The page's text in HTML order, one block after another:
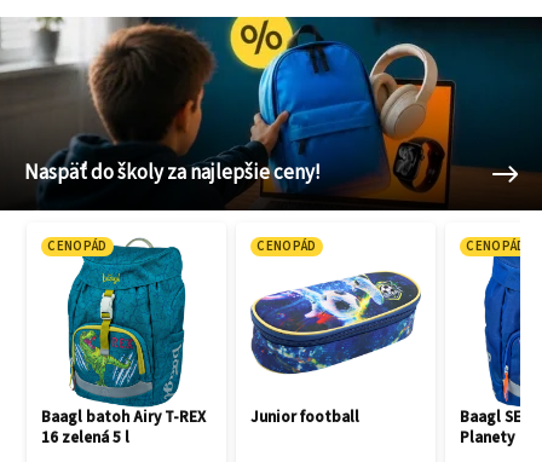
Naspäť do školy za najlepšie ceny!
CENOPÁD
Baagl batoh Airy T-REX
16 zelená 5 l
CENOPÁD
Junior football
CENOPÁD
Baagl SET
Planety